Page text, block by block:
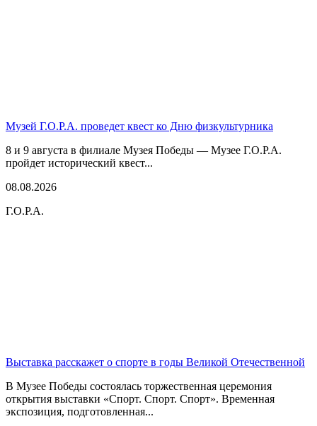
Музей Г.О.Р.А. проведет квест ко Дню физкультурника
8 и 9 августа в филиале Музея Победы — Музее Г.О.Р.А.
пройдет исторический квест...
08.08.2026
Г.О.Р.А.
Выставка расскажет о спорте в годы Великой Отечественной
В Музее Победы состоялась торжественная церемония
открытия выставки «Спорт. Спорт. Спорт». Временная
экспозиция, подготовленная...